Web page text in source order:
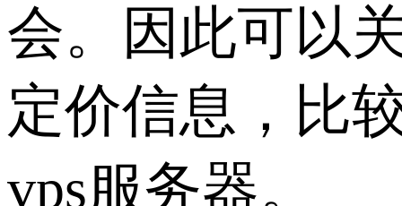
会。因此可以
定价信息，比
vps服务器。